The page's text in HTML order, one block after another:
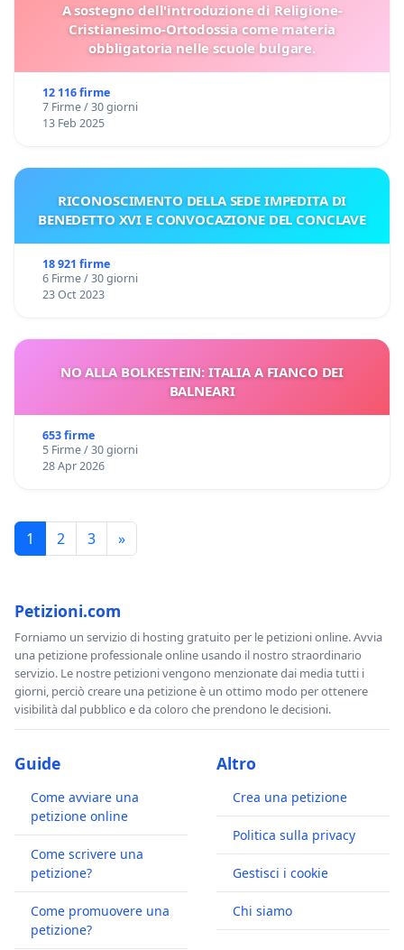
A sostegno dell'introduzione di Religione-
Cristianesimo-Ortodossia come materia
obbligatoria nelle scuole bulgare.
12 116 firme
7 Firme / 30 giorni
13 Feb 2025
RICONOSCIMENTO DELLA SEDE IMPEDITA DI
BENEDETTO XVI E CONVOCAZIONE DEL CONCLAVE
18 921 firme
6 Firme / 30 giorni
23 Oct 2023
NO ALLA BOLKESTEIN: ITALIA A FIANCO DEI
BALNEARI
653 firme
5 Firme / 30 giorni
28 Apr 2026
1 2 3 »
Petizioni.com
Forniamo un servizio di hosting gratuito per le petizioni online. Avvia
una petizione professionale online usando il nostro straordinario
servizio. Le nostre petizioni vengono menzionate dai media tutti i
giorni, perciò creare una petizione è un ottimo modo per ottenere
visibilità dal pubblico e da coloro che prendono le decisioni.
Guide
Come avviare una
petizione online
Come scrivere una
petizione?
Come promuovere una
petizione?
Altro
Crea una petizione
Politica sulla privacy
Gestisci i cookie
Chi siamo